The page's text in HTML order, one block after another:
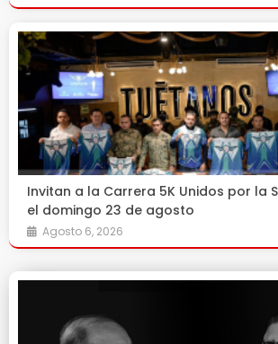
Invitan a la Carrera 5K Unidos por la
el domingo 23 de agosto
Agosto 6, 2026